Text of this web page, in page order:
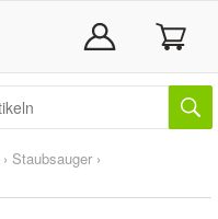
› Staubsauger ›